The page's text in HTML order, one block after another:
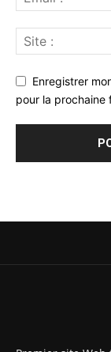
Enregistrer
pour la prochaine